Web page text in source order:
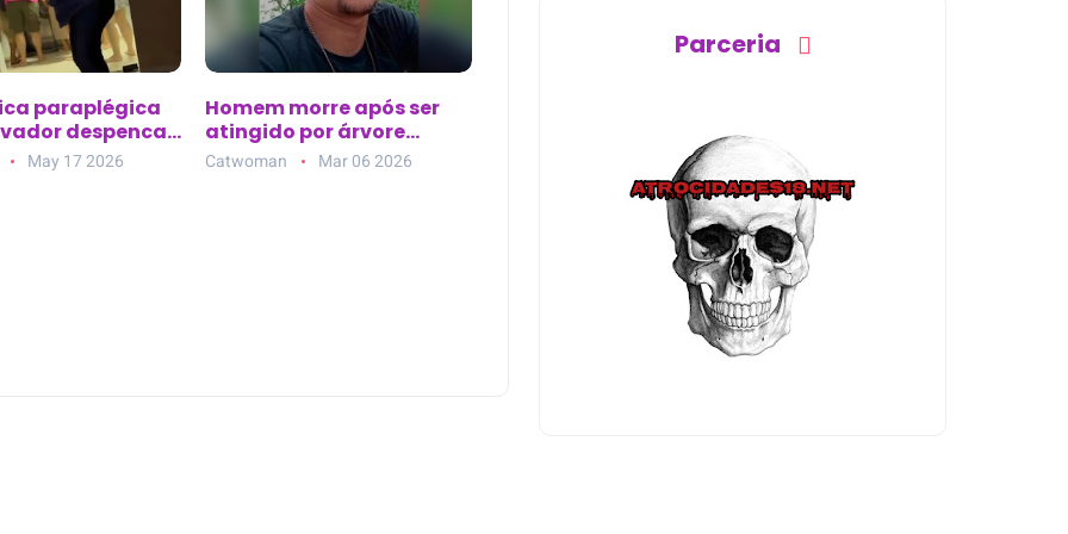
paraplégica
despencar
andar em
(PB)
May 17 2026
Homem morre após ser
atingido por árvore
durante poda em
Catwoman Mar 06 2026
Parceria